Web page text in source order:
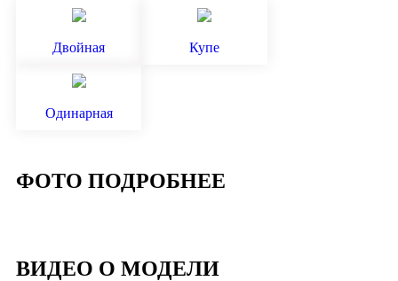
Двойная Купе
Одинарная
ФОТО ПОДРОБНЕЕ
ВИДЕО О МОДЕЛИ